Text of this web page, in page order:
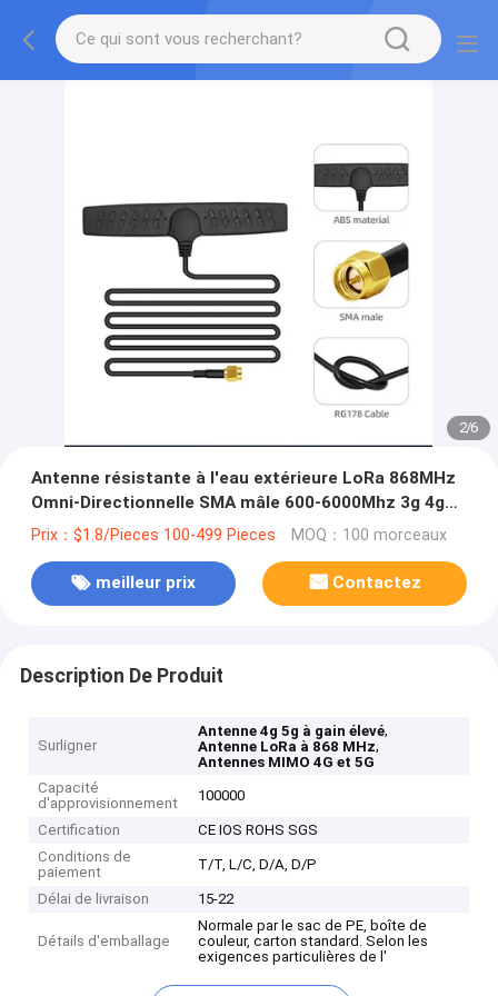
2/6
Antenne résistante à l'eau extérieure LoRa 868MHz
Omni-Directionnelle SMA mâle 600-6000Mhz 3g 4g
5g Longue portée Antennes autocollant
Prix：$1.8/Pieces 100-499 Pieces MOQ：100 morceaux
meilleur prix Contactez
Description De Produit
Surligner
Antenne 4g 5g à gain élevé,
Antenne LoRa à 868 MHz,
Antennes MIMO 4G et 5G
Capacité
d'approvisionnement
100000
Certification
CE IOS ROHS SGS
Conditions de
paiement
T/T, L/C, D/A, D/P
Délai de livraison 15-22
Détails d'emballage
Normale par le sac de PE, boîte de
couleur, carton standard. Selon les
exigences particulières de l'